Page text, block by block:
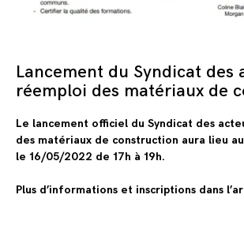
Lancement du Syndicat des
réemploi des matériaux de
Le lancement officiel du Syndicat des
des matériaux de construction aura lieu
le 16/05/2022 de 17h à 19h.
Plus d’informations et inscriptions dans